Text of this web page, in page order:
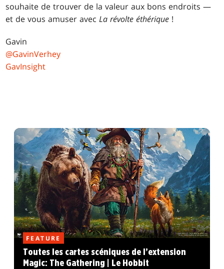
souhaite de trouver de la valeur aux bons endroits —
et de vous amuser avecLa révolte éthérique !
Gavin
@GavinVerhey
GavInsight
FEATURE
Toutes les cartes scéniques de l’extension
Magic: The Gathering | Le Hobbit